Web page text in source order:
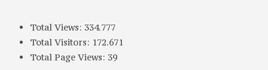
Total Views: 334.777
Total Visitors: 172.671
Total Page Views: 39